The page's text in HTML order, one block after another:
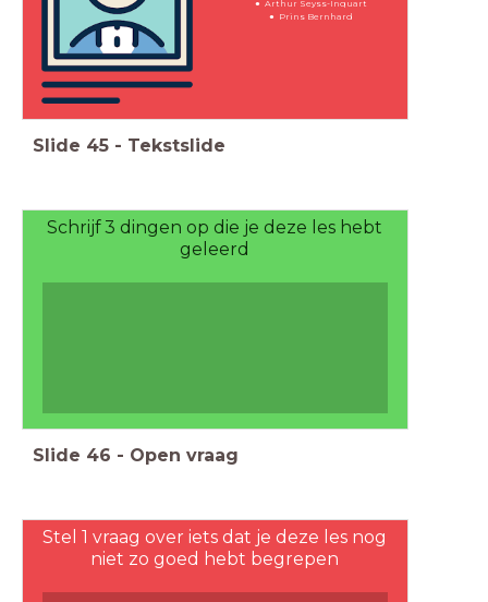
Arthur Seyss-Inquart
Prins Bernhard
Slide 45 - Tekstslide
Schrijf 3 dingen op die je deze les hebt
geleerd
Slide 46 - Open vraag
Stel 1 vraag over iets dat je deze les nog
niet zo goed hebt begrepen